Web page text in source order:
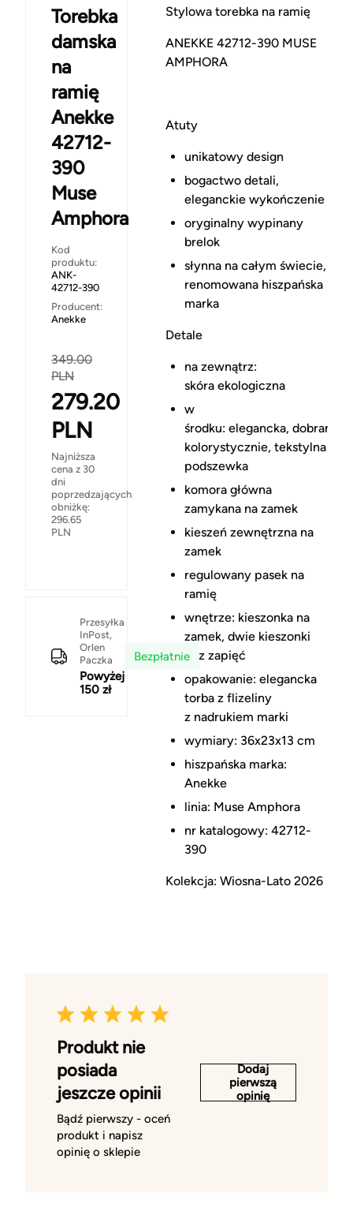
Torebka
damska
na
ramię
Anekke
42712-
390
Muse
Amphora
Kod
produktu:
ANK-
42712-390
Producent:
Anekke
349.00
PLN
279.20
PLN
Najniższa
cena z 30
dni
poprzedzających
obniżkę:
296.65
PLN
Przesyłka
InPost,
Orlen
Paczka
Powyżej
150 zł
Bezpłatnie
Stylowa torebka na ramię
ANEKKE 42712-390 MUSE
AMPHORA
Atuty
unikatowy design
bogactwo detali,
eleganckie wykończenie
oryginalny wypinany
brelok
słynna na całym świecie,
renomowana hiszpańska
marka
Detale
na zewnątrz:
skóra ekologiczna
w
środku: elegancka, dobrana
kolorystycznie, tekstylna
podszewka
komora główna
zamykana na zamek
kieszeń zewnętrzna na
zamek
regulowany pasek na
ramię
wnętrze: kieszonka na
zamek, dwie kieszonki
bez zapięć
opakowanie: elegancka
torba z flizeliny
z nadrukiem marki
wymiary: 36x23x13 cm
hiszpańska marka:
Anekke
linia: Muse Amphora
nr katalogowy: 42712-
390
Kolekcja: Wiosna-Lato 2026
Produkt nie
posiada
jeszcze opinii
Bądź pierwszy - oceń
produkt i napisz
opinię o sklepie
Dodaj
pierwszą
opinię